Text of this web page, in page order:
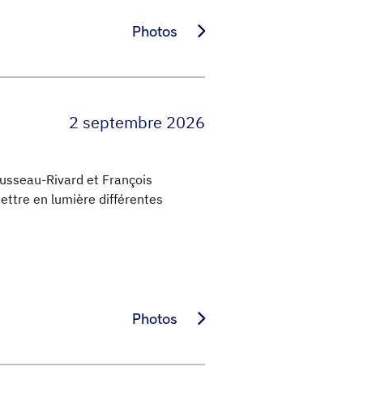
Photos
2 septembre 2026
Rivard et François
en lumière différentes
Photos